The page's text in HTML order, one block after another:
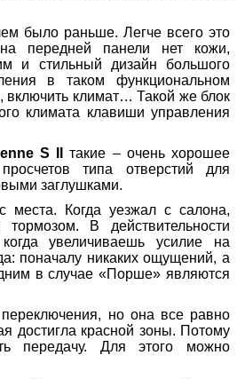
было раньше. Легче всего это
передней панели нет кожи,
и стильный дизайн большого
в таком функциональном
включить климат… Такой же блок
климата клавиши управления
S
такие – очень хорошее
типа отверстий для
заглушками.
места. Когда уезжал с салона,
В действительности
увеличиваешь усилие на
поначалу никаких ощущений, а
в случае «Порше» являются
но она все равно
достигла красной зоны. Потому
передачу. Для этого можно